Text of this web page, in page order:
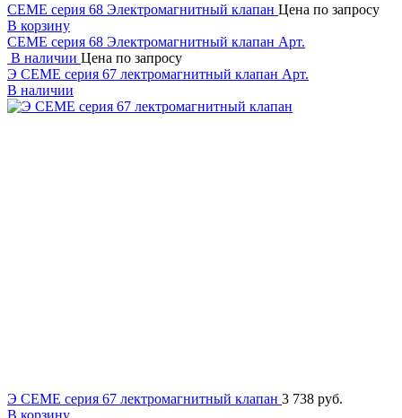
CEME серия 68 Электромагнитный клапан Цена по запросу
В корзину
CEME серия 68 Электромагнитный клапан Арт.
В наличии Цена по запросу
Э CEME серия 67 лектромагнитный клапан Арт.
В наличии
Э CEME серия 67 лектромагнитный клапан 3 738 руб.
В корзину